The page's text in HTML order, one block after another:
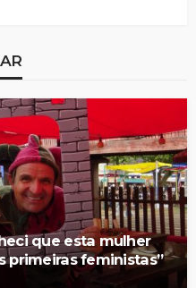
que esta mulher
primeiras feministas”